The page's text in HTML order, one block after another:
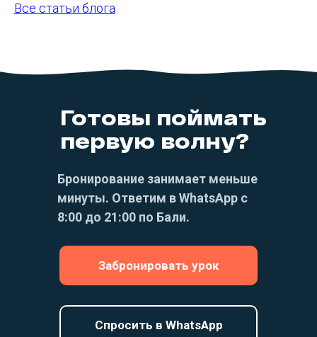
Все статьи блога
Бронирование занимает меньше
минуты. Ответим в WhatsApp с
8:00 до 21:00 по Бали.
Готовы поймать
первую волну?
Спросить в WhatsApp
Забронировать урок